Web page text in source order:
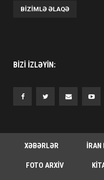
BIZIMLƏ ƏLAQƏ
BIZI IZLƏYIN:
XƏBƏRLƏR İRAN
FOTO ARXIV